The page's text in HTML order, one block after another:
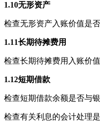
1.10无形资产
检查无形资产入账价值是
1.11长期待摊费用
检查长期待摊费用入账价
1.12短期借款
检查短期借款余额是否与
检查有关利息的会计处理是